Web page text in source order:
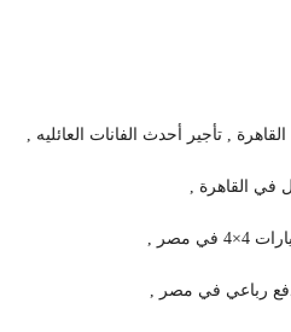
, تأجير أحدث الفانات العائليه ,
في القاهرة ,
مصر ,
دفع رباعي في مصر ,